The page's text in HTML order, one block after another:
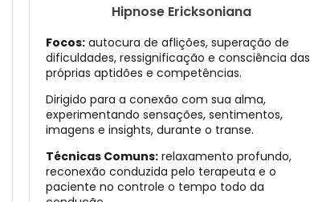
Hipnose Ericksoniana
Focos:autocura de aflições, superação de
dificuldades, ressignificação e consciência das
próprias aptidões e competências.
Dirigido para a conexão com sua alma,
experimentando sensações, sentimentos,
imagens e insights, durante o transe.
Técnicas Comuns:relaxamento profundo,
reconexão conduzida pelo terapeuta e o
paciente no controle o tempo todo da